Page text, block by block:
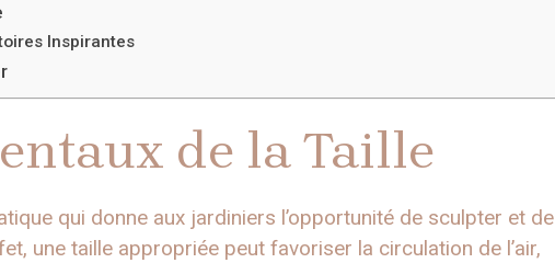
Inspirantes
de la Taille
qui donne aux jardiniers l’opportunité de sculpter et de
une taille appropriée peut favoriser la circulation de l’air,